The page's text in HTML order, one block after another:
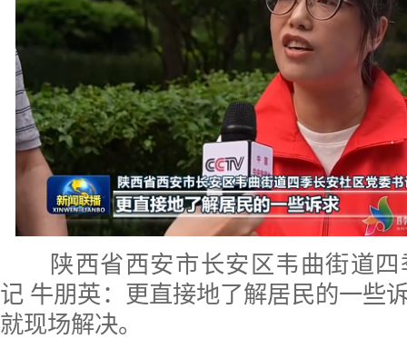
陕西省西安市长安区韦曲街道四
记 牛朋英：更直接地了解居民的一些
就现场解决。